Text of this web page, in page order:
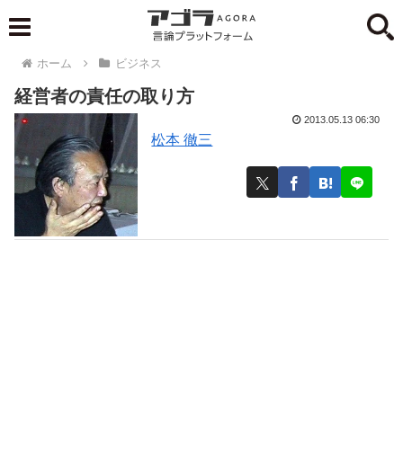
ホーム ビジネス
経営者の責任の取り方
松本 徹三
2013.05.13 06:30